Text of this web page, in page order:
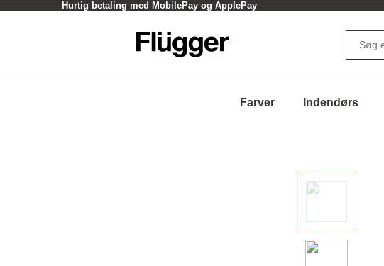
Hurtig betaling med MobilePay og ApplePay
Farver Indendørs